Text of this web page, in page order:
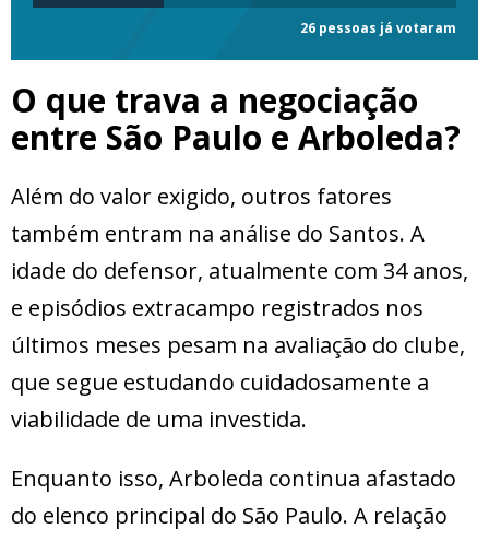
26 pessoas já votaram
O que trava a negociação
entre São Paulo e Arboleda?
Além do valor exigido, outros fatores
também entram na análise do Santos. A
idade do defensor, atualmente com 34 anos,
e episódios extracampo registrados nos
últimos meses pesam na avaliação do clube,
que segue estudando cuidadosamente a
viabilidade de uma investida.
Enquanto isso, Arboleda continua afastado
do elenco principal do São Paulo. A relação